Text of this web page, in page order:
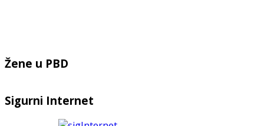
Žene u PBD
Sigurni Internet